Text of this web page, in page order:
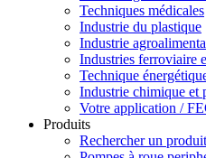
Techniques médicales
Industrie du plastique
Industrie
Industries ferroviaire
Technique
Industrie chimique et
Votre application /
Produits
Rechercher un produit